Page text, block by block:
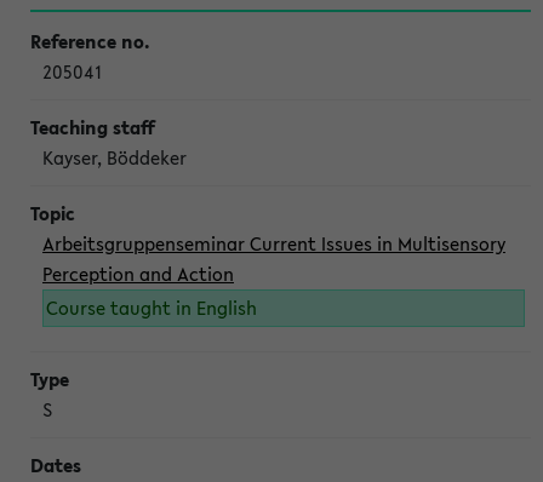
205041
Kayser, Böddeker
Arbeitsgruppenseminar Current Issues in Multisensory
Perception and Action
Course taught in English
S